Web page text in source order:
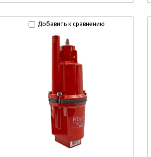
Добавить к сравнению